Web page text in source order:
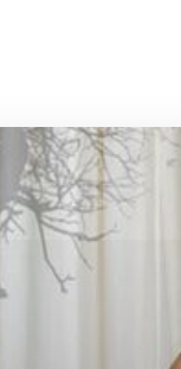
a pomáhajú
a prístup k
fungovať.